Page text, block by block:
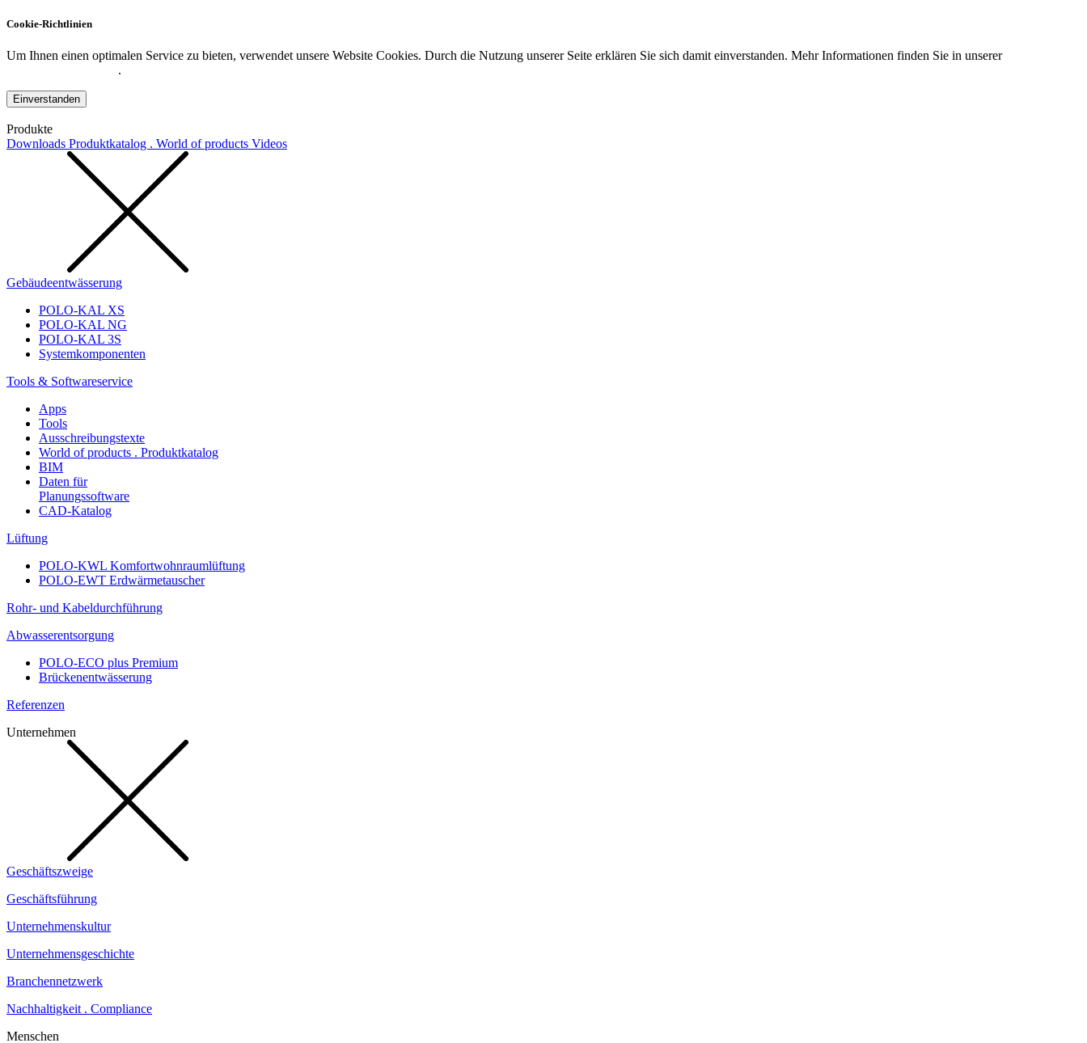
Cookie-Richtlinien
Um Ihnen einen optimalen Service zu bieten, verwendet unsere Website Cookies. Durch die Nutzung unserer Seite erklären Sie sich damit einverstanden. Mehr Informationen finden Sie in unserer
.
Einverstanden
Produkte
Downloads Produktkatalog . World of products Videos
Gebäudeentwässerung
POLO-KAL XS
POLO-KAL NG
POLO-KAL 3S
Systemkomponenten
Tools & Softwareservice
Apps
Tools
Ausschreibungstexte
World of products . Produktkatalog
BIM
Daten für
Planungssoftware
CAD-Katalog
Lüftung
POLO-KWL Komfortwohnraumlüftung
POLO-EWT Erdwärmetauscher
Rohr- und Kabeldurchführung
Abwasserentsorgung
POLO-ECO plus Premium
Brückenentwässerung
Referenzen
Unternehmen
Geschäftszweige
Geschäftsführung
Unternehmenskultur
Unternehmensgeschichte
Branchennetzwerk
Nachhaltigkeit . Compliance
Menschen